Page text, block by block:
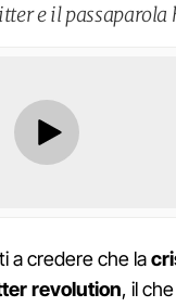
e il passaparola
a credere che la
revolution, il